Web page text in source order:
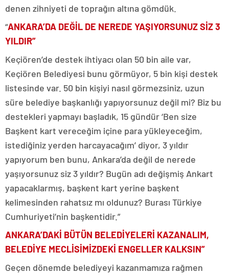
denen zihniyeti de toprağın altına gömdük.
“ANKARA’DA DEĞİL DE NEREDE YAŞIYORSUNUZ SİZ 3
YILDIR”
Keçiören’de destek ihtiyacı olan 50 bin aile var,
Keçiören Belediyesi bunu görmüyor, 5 bin kişi destek
listesinde var. 50 bin kişiyi nasıl görmezsiniz, uzun
süre belediye başkanlığı yapıyorsunuz değil mi? Biz bu
destekleri yapmayı başladık, 15 gündür ‘Ben size
Başkent kart vereceğim içine para yükleyeceğim,
istediğiniz yerden harcayacağım’ diyor, 3 yıldır
yapıyorum ben bunu, Ankara’da değil de nerede
yaşıyorsunuz siz 3 yıldır? Bugün adı değişmiş Ankart
yapacaklarmış, başkent kart yerine başkent
kelimesinden rahatsız mı oldunuz? Burası Türkiye
Cumhuriyeti’nin başkentidir.”
ANKARA’DAKİ BÜTÜN BELEDİYELERİ KAZANALIM,
BELEDİYE MECLİSİMİZDEKİ ENGELLER KALKSIN”
Geçen dönemde belediyeyi kazanmamıza rağmen